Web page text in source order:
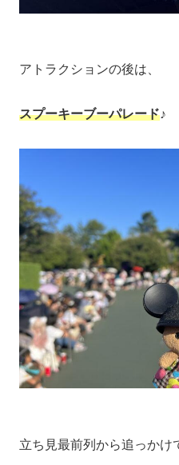
アトラクションの後は、
スプーキーブーパレード♪
立ち見最前列から追っかけ